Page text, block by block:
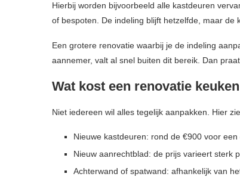
Hierbij worden bijvoorbeeld alle kastdeuren
of bespoten. De indeling blijft hetzelfde, maar de
Een grotere renovatie waarbij je de indeling
aannemer, valt al snel buiten dit bereik. Dan
Wat kost een renovatie
Niet iedereen wil alles tegelijk aanpakken. Hier
Nieuwe kastdeuren: rond de €900 voor
Nieuw aanrechtblad: de prijs varieert sterk
Achterwand of spatwand: afhankelijk van